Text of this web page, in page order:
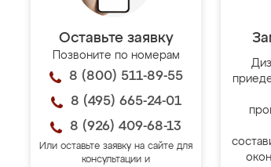
Оставьте заявку
Позвоните по номерам
8 (800) 511-89-55
8 (495) 665-24-01
8 (926) 409-68-13
Или оставьте заявку на сайте для
консультации и